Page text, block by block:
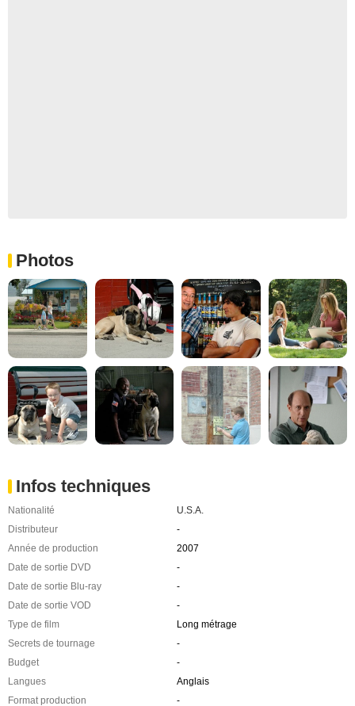
Photos
Infos techniques
Nationalité
U.S.A.
Distributeur
-
Année de production
2007
Date de sortie DVD
-
Date de sortie Blu-ray
-
Date de sortie VOD
-
Type de film
Long métrage
Secrets de tournage
-
Budget
-
Langues
Anglais
Format production
-